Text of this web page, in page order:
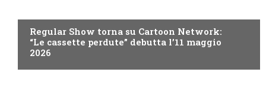
Regular Show torna su Cartoon Network:
“Le cassette perdute” debutta l’11 maggio
2026